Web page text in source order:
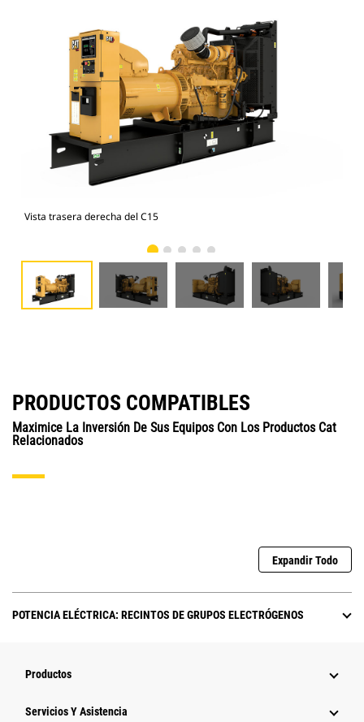
Vista trasera derecha del C15
PRODUCTOS COMPATIBLES
Maximice La Inversión De Sus Equipos Con Los Productos Cat
Relacionados
Expandir Todo
POTENCIA ELÉCTRICA: RECINTOS DE GRUPOS ELECTRÓGENOS
Productos
Servicios Y Asistencia